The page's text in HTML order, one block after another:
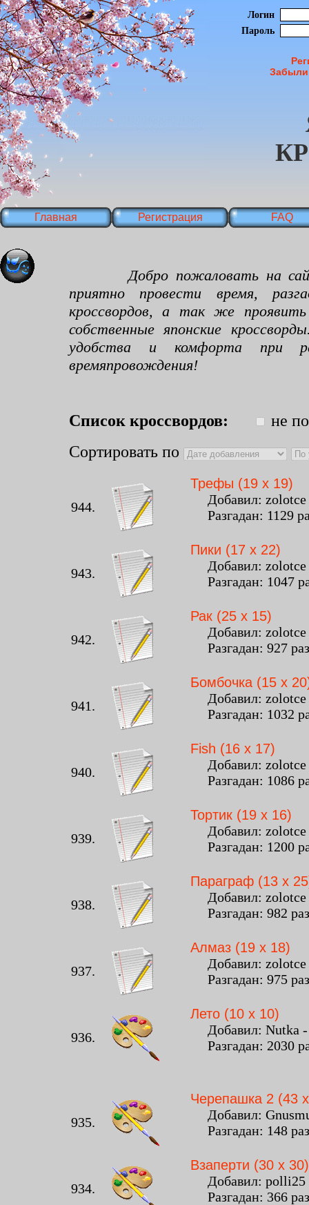
Логин
Пароль
Главная Регистрация FAQ
Добро пожаловать на сайт
приятно провести время,
кроссвордов, а так же
собственные японские
удобства и комфорта при
времяпровождения!
Список кроссвордов:
не
Сортировать по
944.
Трефы (19 x 19)
Добавил: zolotce
Разгадан: 1129
943.
Пики (17 x 22)
Добавил: zolotce
Разгадан: 1047
942.
Рак (25 x 15)
Добавил: zolotce
Разгадан: 927
941.
Бомбочка (15 x
Добавил: zolotce
Разгадан: 1032
940.
Fish (16 x 17)
Добавил: zolotce
Разгадан: 1086
939.
Тортик (19 x 16)
Добавил: zolotce
Разгадан: 1200
938.
Параграф (13 x
Добавил: zolotce
Разгадан: 982
937.
Алмаз (19 x 18)
Добавил: zolotce
Разгадан: 975
936.
Лето (10 x 10)
Добавил: Nutka -
Разгадан: 2030
935.
Черепашка 2 (43
Добавил:
Разгадан: 148
934.
Взаперти (30 x 30)
Добавил: polli25 -
Разгадан: 366